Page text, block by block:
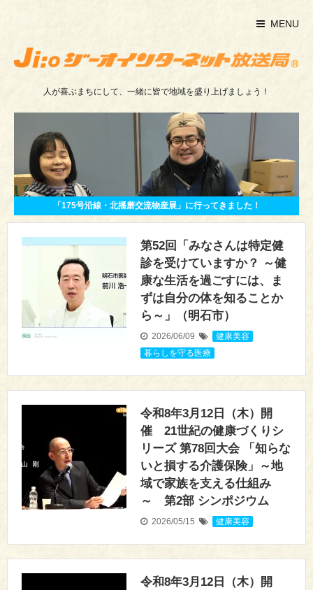
MENU
人が喜ぶまちにして、一緒に皆で地域を盛り上げましょう！
「175号沿線・北播磨交流物産展」に行ってきました！
第52回「みなさんは特定健
診を受けていますか？ ～健
康な生活を過ごすには、ま
ずは自分の体を知ることか
ら～」（明石市）
2026/06/09 健康美容
暮らしを守る医療
令和8年3月12日（木）開
催 21世紀の健康づくりシ
リーズ 第78回大会 「知らな
いと損する介護保険」～地
域で家族を支える仕組み
～ 第2部 シンポジウム
2026/05/15 健康美容
令和8年3月12日（木）開